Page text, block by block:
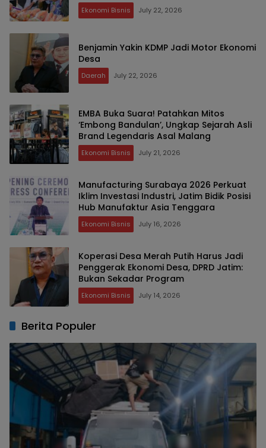
Ekonomi Bisnis July 22, 2026
Benjamin Yakin KDMP Jadi Motor Ekonomi
Desa
Daerah July 22, 2026
EMBA Buka Suara! Patahkan Mitos
‘Embong Bandulan’, Ungkap Sejarah Asli
Brand Legendaris Asal Malang
Ekonomi Bisnis July 21, 2026
Manufacturing Surabaya 2026 Perkuat
Iklim Investasi Industri, Jatim Bidik Posisi
Hub Manufaktur Asia Tenggara
Ekonomi Bisnis July 16, 2026
Koperasi Desa Merah Putih Harus Jadi
Penggerak Ekonomi Desa, DPRD Jatim:
Bukan Sekadar Program
Ekonomi Bisnis July 14, 2026
Berita Populer